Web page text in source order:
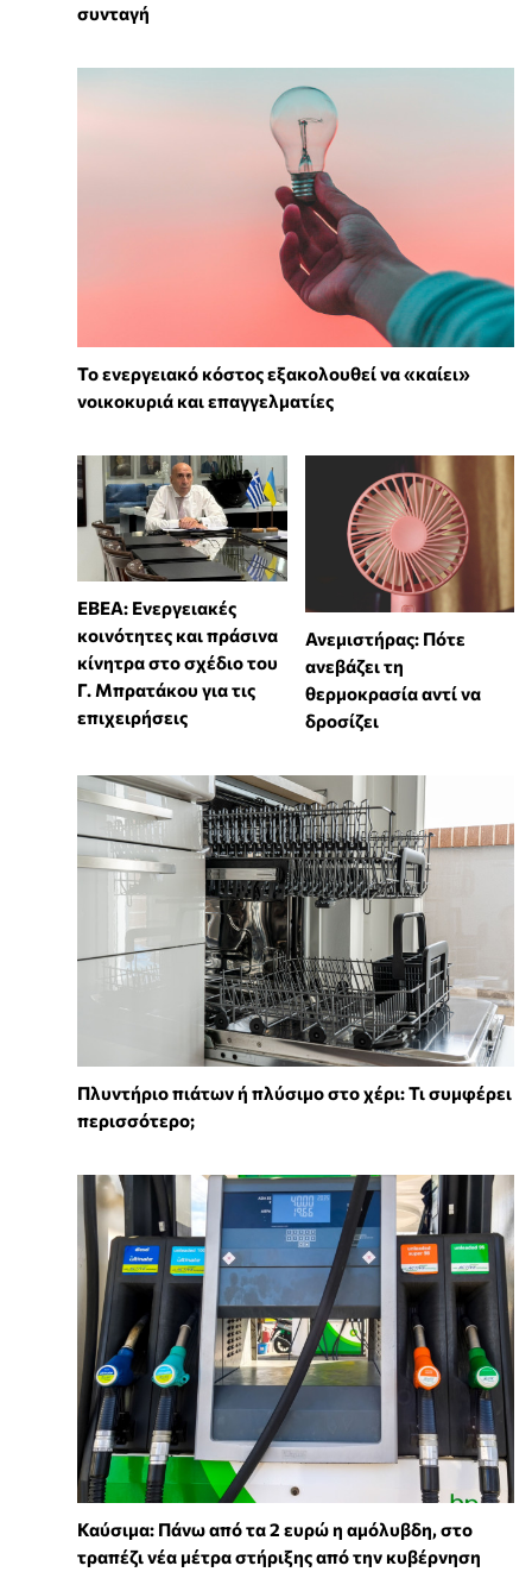
συνταγή
Το ενεργειακό κόστος εξακολουθεί να «καίει»
νοικοκυριά και επαγγελματίες
ΕΒΕΑ: Ενεργειακές
κοινότητες και πράσινα
κίνητρα στο σχέδιο του
Γ. Μπρατάκου για τις
επιχειρήσεις
Ανεμιστήρας: Πότε
ανεβάζει τη
θερμοκρασία αντί να
δροσίζει
Πλυντήριο πιάτων ή πλύσιμο στο χέρι: Τι συμφέρει
περισσότερο;
Καύσιμα: Πάνω από τα 2 ευρώ η αμόλυβδη, στο
τραπέζι νέα μέτρα στήριξης από την κυβέρνηση